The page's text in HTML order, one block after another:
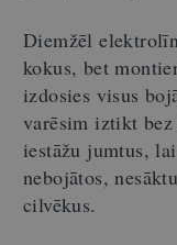
Diemžēl
kokus, bet
izdosies visus
varēsim iztikt
iestāžu jumtus,
nebojātos,
cilvēkus.